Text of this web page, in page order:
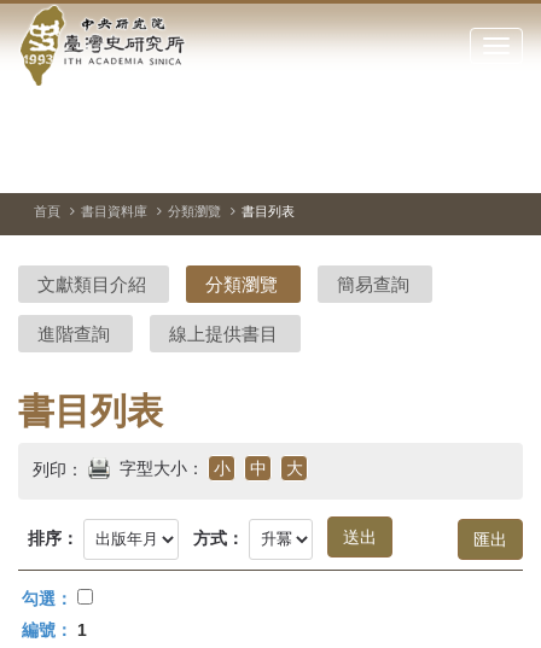
到中
央
院-
臺
灣
史
研
究
首
頁
點
閉
站
停、
圖
圖
結
首頁 書目資料庫 分類瀏覽 書目列表
文獻類目介紹 分類瀏覽 簡易查詢
進階查詢 線上提供書目
書目列表
列印： 字型大小： 小 中 大
排序： 方式：
勾選：
編號：
1